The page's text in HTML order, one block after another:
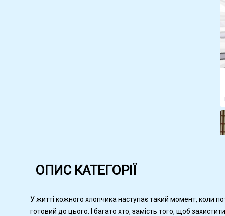
ОПИС КАТЕГОРІЇ
У житті кожного хлопчика наступає такий момент, коли
готовий до цього. І багато хто, замість того, щоб